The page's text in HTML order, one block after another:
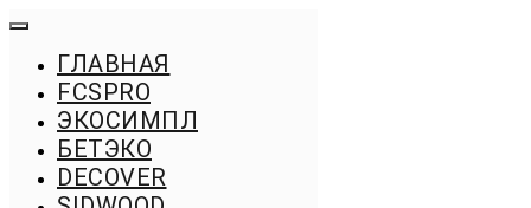
ГЛАВНАЯ
FСSPRO
ЭКОСИМПЛ
БЕТЭКО
DECOVER